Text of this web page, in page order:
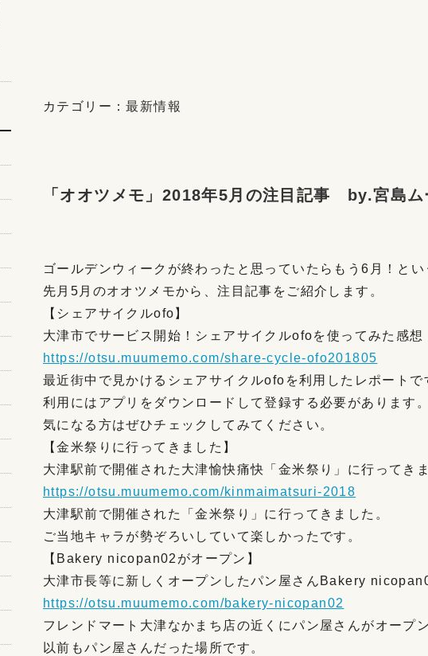
カテゴリー：最新情報
「オオツメモ」2018年5月の注目記事 by.宮島ム
ゴールデンウィークが終わったと思っていたらもう6月！とい
先月5月のオオツメモから、注目記事をご紹介します。
【シェアサイクルofo】
大津市でサービス開始！シェアサイクルofoを使ってみた感想
https://otsu.muumemo.com/share-cycle-ofo201805
最近街中で見かけるシェアサイクルofoを利用したレポートで
利用にはアプリをダウンロードして登録する必要があります。
気になる方はぜひチェックしてみてください。
【金米祭りに行ってきました】
大津駅前で開催された大津愉快痛快「金米祭り」に行ってき
https://otsu.muumemo.com/kinmaimatsuri-2018
大津駅前で開催された「金米祭り」に行ってきました。
ご当地キャラが勢ぞろいしていて楽しかったです。
【Bakery nicopan02がオープン】
大津市長等に新しくオープンしたパン屋さんBakery
https://otsu.muumemo.com/bakery-nicopan02
フレンドマート大津なかまち店の近くにパン屋さんがオープ
以前もパン屋さんだった場所です。